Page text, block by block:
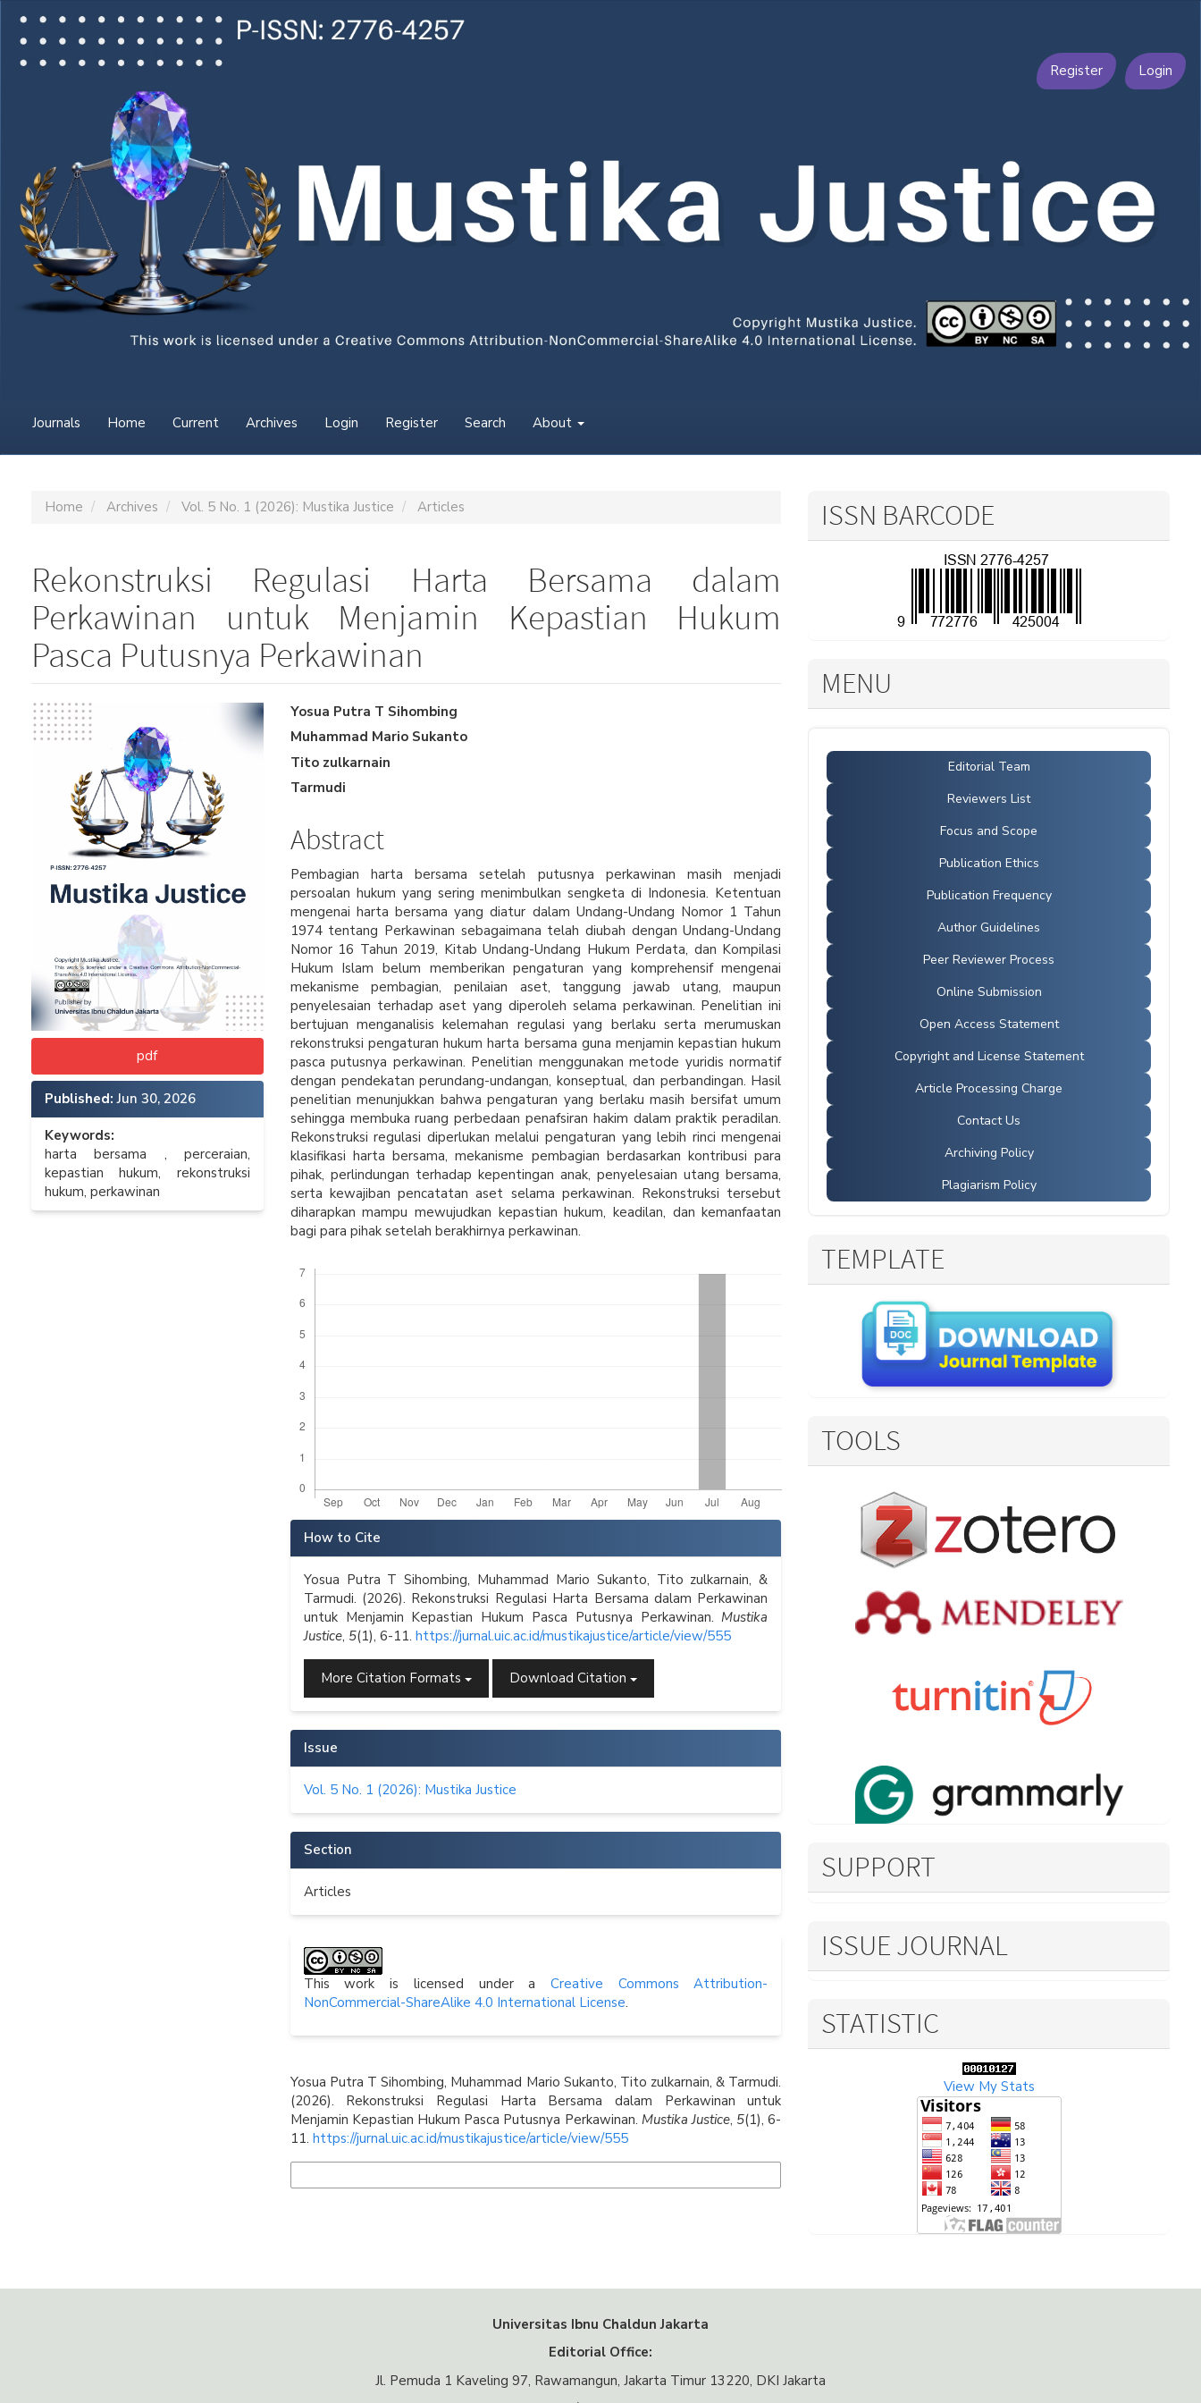
Navigation
Main
Content
Register Login
Journals Home Current Archives Login Register Search About
Home Archives Vol. 5 No. 1 (2026): Mustika Justice Articles
Rekonstruksi Regulasi Harta Bersama dalam
Perkawinan untuk Menjamin Kepastian Hukum
Pasca Putusnya Perkawinan
Article
Sidebar
pdf
Published: Jun 30, 2026
Keywords:
harta bersama , perceraian,
kepastian hukum, rekonstruksi
hukum, perkawinan
Main
Article
Content
Yosua Putra T Sihombing
Muhammad Mario Sukanto
Tito zulkarnain
Tarmudi
Abstract
Pembagian harta bersama setelah putusnya perkawinan masih menjadi
persoalan hukum yang sering menimbulkan sengketa di Indonesia. Ketentuan
mengenai harta bersama yang diatur dalam Undang-Undang Nomor 1 Tahun
1974 tentang Perkawinan sebagaimana telah diubah dengan Undang-Undang
Nomor 16 Tahun 2019, Kitab Undang-Undang Hukum Perdata, dan Kompilasi
Hukum Islam belum memberikan pengaturan yang komprehensif mengenai
mekanisme pembagian, penilaian aset, tanggung jawab utang, maupun
penyelesaian terhadap aset yang diperoleh selama perkawinan. Penelitian ini
bertujuan menganalisis kelemahan regulasi yang berlaku serta merumuskan
rekonstruksi pengaturan hukum harta bersama guna menjamin kepastian hukum
pasca putusnya perkawinan. Penelitian menggunakan metode yuridis normatif
dengan pendekatan perundang-undangan, konseptual, dan perbandingan. Hasil
penelitian menunjukkan bahwa pengaturan yang berlaku masih bersifat umum
sehingga membuka ruang perbedaan penafsiran hakim dalam praktik peradilan.
Rekonstruksi regulasi diperlukan melalui pengaturan yang lebih rinci mengenai
klasifikasi harta bersama, mekanisme pembagian berdasarkan kontribusi para
pihak, perlindungan terhadap kepentingan anak, penyelesaian utang bersama,
serta kewajiban pencatatan aset selama perkawinan. Rekonstruksi tersebut
diharapkan mampu mewujudkan kepastian hukum, keadilan, dan kemanfaatan
bagi para pihak setelah berakhirnya perkawinan.
Article
Details
How to Cite
Yosua Putra T Sihombing, Muhammad Mario Sukanto, Tito zulkarnain, &
Tarmudi. (2026). Rekonstruksi Regulasi Harta Bersama dalam Perkawinan
untuk Menjamin Kepastian Hukum Pasca Putusnya Perkawinan.Mustika
Justice, 5(1), 6-11. https://jurnal.uic.ac.id/mustikajustice/article/view/555
More Citation Formats Download Citation
Issue
Vol. 5 No. 1 (2026): Mustika Justice
Section
Articles
This work is licensed under a Creative Commons Attribution-
NonCommercial-ShareAlike 4.0 International License.
Yosua Putra T Sihombing, Muhammad Mario Sukanto, Tito zulkarnain, & Tarmudi.
(2026). Rekonstruksi Regulasi Harta Bersama dalam Perkawinan untuk
Menjamin Kepastian Hukum Pasca Putusnya Perkawinan. Mustika Justice, 5(1), 6-
11. https://jurnal.uic.ac.id/mustikajustice/article/view/555
ISSN BARCODE
MENU
Editorial Team
Reviewers List
Focus and Scope
Publication Ethics
Publication Frequency
Author Guidelines
Peer Reviewer Process
Online Submission
Open Access Statement
Copyright and License Statement
Article Processing Charge
Contact Us
Archiving Policy
Plagiarism Policy
TEMPLATE
TOOLS
SUPPORT
ISSUE JOURNAL
STATISTIC
View My Stats
Universitas Ibnu Chaldun Jakarta
Editorial Office:
Jl. Pemuda 1 Kaveling 97, Rawamangun, Jakarta Timur 13220, DKI Jakarta